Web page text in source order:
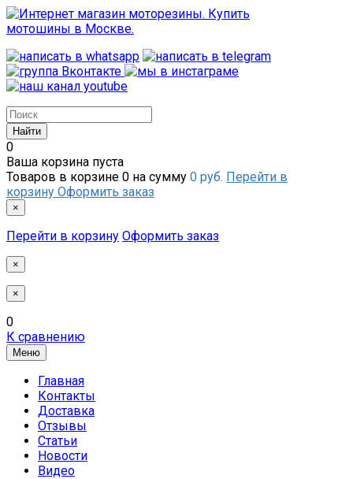
0
Ваша корзина пуста
Товаров в корзине 0 на сумму 0 руб. Перейти в
корзину Оформить заказ
×
Перейти в корзину Оформить заказ
×
×
0
К сравнению
Меню
Главная
Контакты
Доставка
Отзывы
Статьи
Новости
Видео